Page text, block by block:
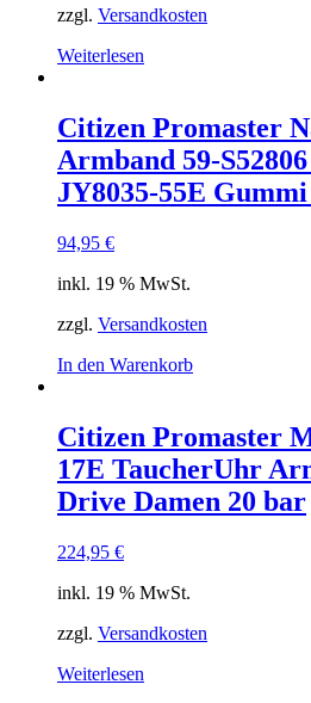
zzgl. Versandkosten
Weiterlesen
Citizen Promaster
Armband 59-
JY8035-55E
94,95 €
inkl. 19 % MwSt.
zzgl. Versandkosten
In den Warenkorb
Citizen Promaster
17E TaucherUhr
Drive Damen 20 bar
224,95 €
inkl. 19 % MwSt.
zzgl. Versandkosten
Weiterlesen